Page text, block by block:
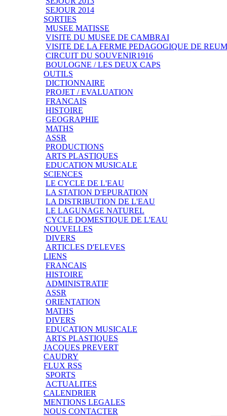
SEJOUR 2014
SORTIES
MUSEE MATISSE
VISITE DU MUSEE DE CAMBRAI
VISITE DE LA FERME PEDAGOGIQUE DE
CIRCUIT DU SOUVENIR1916
BOULOGNE / LES DEUX CAPS
OUTILS
DICTIONNAIRE
PROJET / EVALUATION
FRANCAIS
HISTOIRE
GEOGRAPHIE
MATHS
ASSR
PRODUCTIONS
ARTS PLASTIQUES
EDUCATION MUSICALE
SCIENCES
LE CYCLE DE L'EAU
LA STATION D'EPURATION
LA DISTRIBUTION DE L'EAU
LE LAGUNAGE NATUREL
CYCLE DOMESTIQUE DE L'EAU
NOUVELLES
DIVERS
ARTICLES D'ELEVES
LIENS
FRANCAIS
HISTOIRE
ADMINISTRATIF
ASSR
ORIENTATION
MATHS
DIVERS
EDUCATION MUSICALE
ARTS PLASTIQUES
JACQUES PREVERT
CAUDRY
FLUX RSS
SPORTS
ACTUALITES
CALENDRIER
MENTIONS LEGALES
NOUS CONTACTER